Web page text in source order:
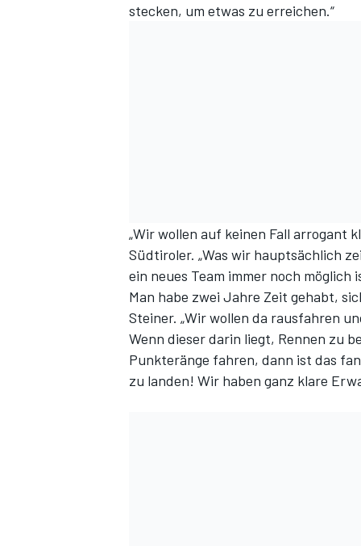
stecken, um etwas zu erreichen.“
„Wir wollen auf keinen Fall arrogant
Südtiroler. „Was wir hauptsächlich
ein neues Team immer noch möglich
Man habe zwei Jahre Zeit gehabt,
Steiner. „Wir wollen da rausfahren
Wenn dieser darin liegt, Rennen zu
Punkteränge fahren, dann ist das
zu landen! Wir haben ganz klare